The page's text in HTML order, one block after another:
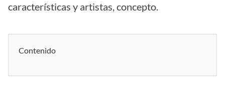
características y artistas, concepto.
Contenido